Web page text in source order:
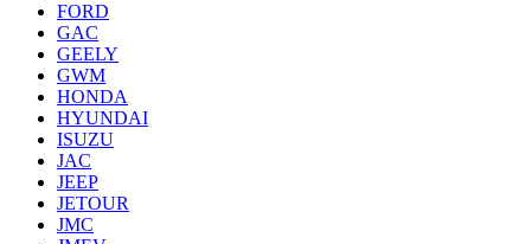
FORD
GAC
GEELY
GWM
HONDA
HYUNDAI
ISUZU
JAC
JEEP
JETOUR
JMC